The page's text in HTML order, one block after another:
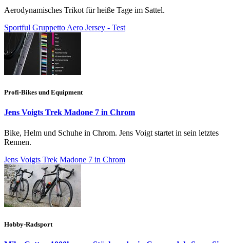
Aerodynamisches Trikot für heiße Tage im Sattel.
Sportful Gruppetto Aero Jersey - Test
Profi-Bikes und Equipment
Jens Voigts Trek Madone 7 in Chrom
Bike, Helm und Schuhe in Chrom. Jens Voigt startet in sein letztes
Rennen.
Jens Voigts Trek Madone 7 in Chrom
Hobby-Radsport